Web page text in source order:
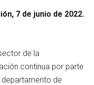
7 de junio de 2022.
de la
continua por parte
de